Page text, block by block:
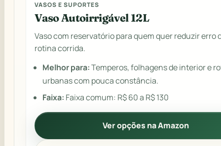
VASOS E SUPORTES
Vaso Autoirrigável 12L
Vaso com reservatório para quem quer reduzir erro
rotina corrida.
Melhor para:Temperos, folhagens de interior e
urbanas com pouca constância.
Faixa: Faixa comum: R$ 60 a R$ 130
Ver opções na Amazon